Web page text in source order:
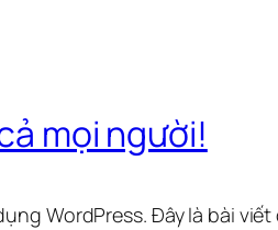
mọi người!
WordPress. Đây là bài